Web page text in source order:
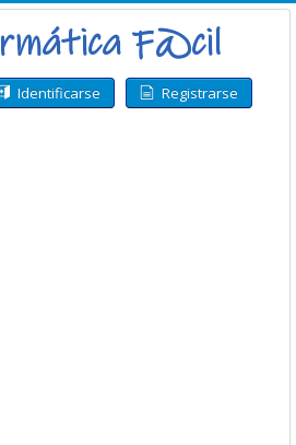
Identificarse Registrarse